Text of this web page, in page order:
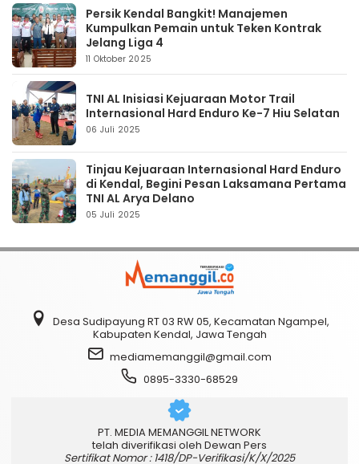
Persik Kendal Bangkit! Manajemen
Kumpulkan Pemain untuk Teken Kontrak
Jelang Liga 4
11 Oktober 2025
TNI AL Inisiasi Kejuaraan Motor Trail
Internasional Hard Enduro Ke-7 Hiu Selatan
06 Juli 2025
Tinjau Kejuaraan Internasional Hard Enduro
di Kendal, Begini Pesan Laksamana Pertama
TNI AL Arya Delano
05 Juli 2025
Desa Sudipayung RT 03 RW 05, Kecamatan Ngampel,
Kabupaten Kendal, Jawa Tengah
mediamemanggil@gmail.com
0895-3330-68529
PT. MEDIA MEMANGGIL NETWORK
telah diverifikasi oleh Dewan Pers
Sertifikat Nomor : 1418/DP-Verifikasi/K/X/2025